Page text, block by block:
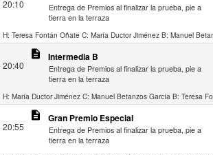
20:10
Entrega de Premios al finalizar la prueba, pie a
tierra en la terraza
H: Teresa Fontán Oñate C: María Ductor Jiménez B: Manuel
20:40
description Intermedia B
Entrega de Premios al finalizar la prueba, pie a
tierra en la terraza
H: María Ductor Jiménez C: Manuel Betanzos García B: Teresa
20:55
description Gran Premio Especial
Entrega de Premios al finalizar la prueba, pie a
tierra en la terraza